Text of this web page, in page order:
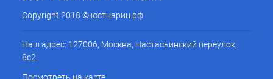
Copyright 2018 © юстнарин.рф
Наш адрес: 127006, Москва, Настасьинский переулок,
8с2.